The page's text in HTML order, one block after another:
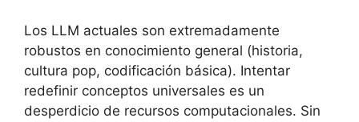
Los LLM actuales son extremadamente
robustos en conocimiento general (historia,
cultura pop, codificación básica). Intentar
redefinir conceptos universales es un
desperdicio de recursos computacionales. Sin